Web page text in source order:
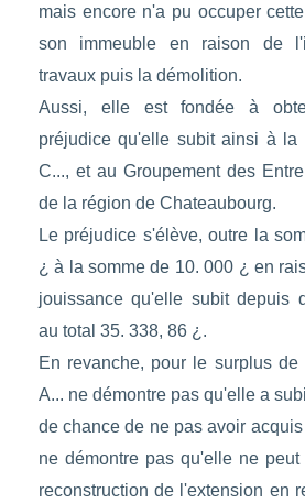
mais encore n'a pu occuper
son immeuble en raison de
travaux puis la démolition.
Aussi, elle est fondée à
préjudice qu'elle subit ainsi à la
C..., et au Groupement des
de la région de Chateaubourg.
Le préjudice s'élève, outre la
¿ à la somme de 10. 000 ¿ en
jouissance qu'elle subit depuis
au total 35. 338, 86 ¿.
En revanche, pour le surplus de
A... ne démontre pas qu'elle a
de chance de ne pas avoir
ne démontre pas qu'elle ne
reconstruction de l'extension en